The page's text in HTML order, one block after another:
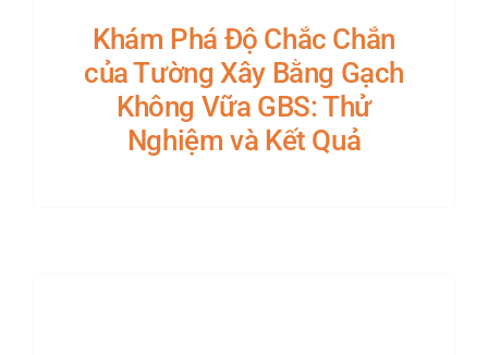
Khám Phá Độ Chắc Chắn
của Tường Xây Bằng Gạch
Không Vữa GBS: Thử
Nghiệm và Kết Quả